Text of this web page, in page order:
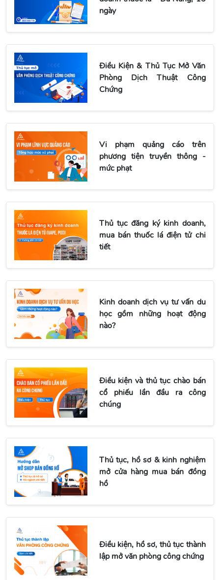
ngày
Điều Kiện & Thủ Tục Mở Văn
Phòng Dịch Thuật Công
Chứng
Vi phạm quảng cáo trên
phương tiện truyền thông -
mức phạt
Thủ tục đăng ký kinh doanh,
mua bán thuốc lá điện tử chi
tiết
Kinh doanh dịch vụ tư vấn du
học gồm những hoạt động
nào?
Điều kiện và thủ tục chào bán
cổ phiếu lần đầu ra công
chúng
Thủ tục, hồ sơ & kinh nghiệm
mở cửa hàng mua bán đồng
hồ
Điều kiện, hồ sơ, thủ tục thành
lập mở văn phòng công chứng